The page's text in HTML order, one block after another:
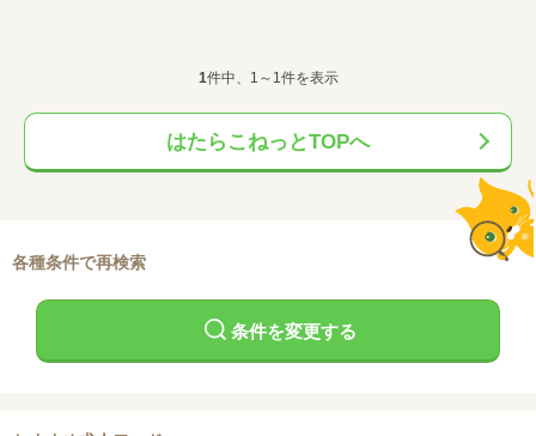
1件中、1～1件を表示
はたらこねっとTOPへ
各種条件で再検索
条件を変更する